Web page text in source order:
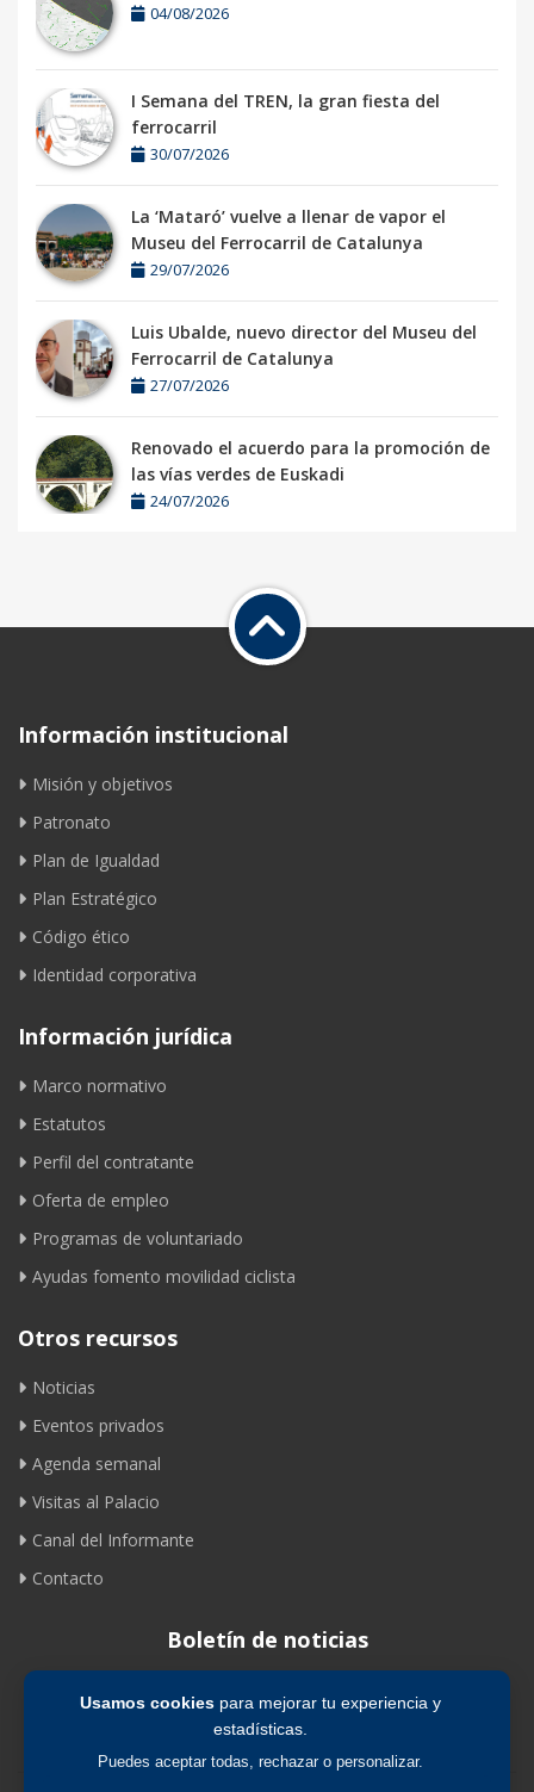
Usamos cookiespara mejorar tu experiencia y
estadísticas.
Puedes aceptar todas, rechazar o personalizar.
04/08/2026
I Semana del TREN, la gran fiesta del
ferrocarril
30/07/2026
La ‘Mataró’ vuelve a llenar de vapor el
Museu del Ferrocarril de Catalunya
29/07/2026
Luis Ubalde, nuevo director del Museu del
Ferrocarril de Catalunya
27/07/2026
Renovado el acuerdo para la promoción de
las vías verdes de Euskadi
24/07/2026
Información institucional
Misión y objetivos
Patronato
Plan de Igualdad
Plan Estratégico
Código ético
Identidad corporativa
Información jurídica
Marco normativo
Estatutos
Perfil del contratante
Oferta de empleo
Programas de voluntariado
Ayudas fomento movilidad ciclista
Otros recursos
Noticias
Eventos privados
Agenda semanal
Visitas al Palacio
Canal del Informante
Contacto
Boletín de noticias
Suscribirse